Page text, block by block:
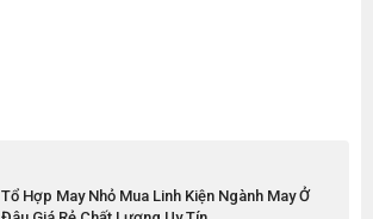
Tổ Hợp May Nhỏ Mua Linh Kiện Ngành May Ở